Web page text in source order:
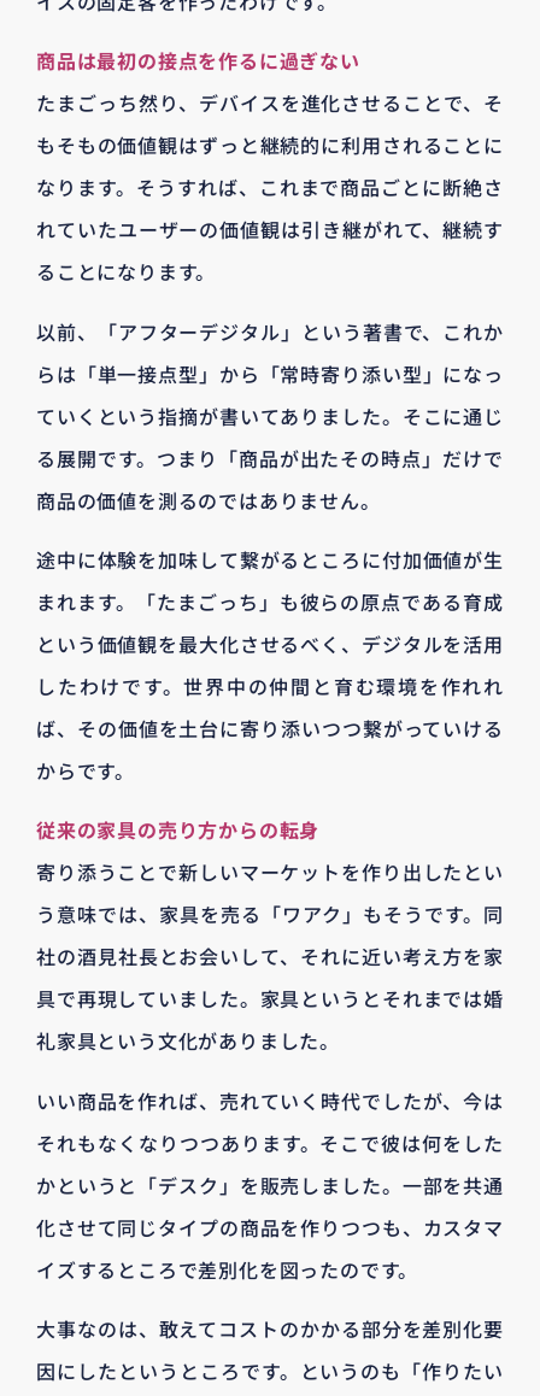
商品は最初の接点を作るに過ぎない
たまごっち然り、デバイスを進化させることで、そ
もそもの価値観はずっと継続的に利用されることに
なります。そうすれば、これまで商品ごとに断絶さ
れていたユーザーの価値観は引き継がれて、継続す
ることになります。
以前、「アフターデジタル」という著書で、これか
らは「単一接点型」から「常時寄り添い型」になっ
ていくという指摘が書いてありました。そこに通じ
る展開です。つまり「商品が出たその時点」だけで
商品の価値を測るのではありません。
途中に体験を加味して繋がるところに付加価値が生
まれます。「たまごっち」も彼らの原点である育成
という価値観を最大化させるべく、デジタルを活用
したわけです。世界中の仲間と育む環境を作れれ
ば、その価値を土台に寄り添いつつ繋がっていける
からです。
従来の家具の売り方からの転身
寄り添うことで新しいマーケットを作り出したとい
う意味では、家具を売る「ワアク」もそうです。同
社の酒見社長とお会いして、それに近い考え方を家
具で再現していました。家具というとそれまでは婚
礼家具という文化がありました。
いい商品を作れば、売れていく時代でしたが、今は
それもなくなりつつあります。そこで彼は何をした
かというと「デスク」を販売しました。一部を共通
化させて同じタイプの商品を作りつつも、カスタマ
イズするところで差別化を図ったのです。
大事なのは、敢えてコストのかかる部分を差別化要
因にしたというところです。というのも「作りたい